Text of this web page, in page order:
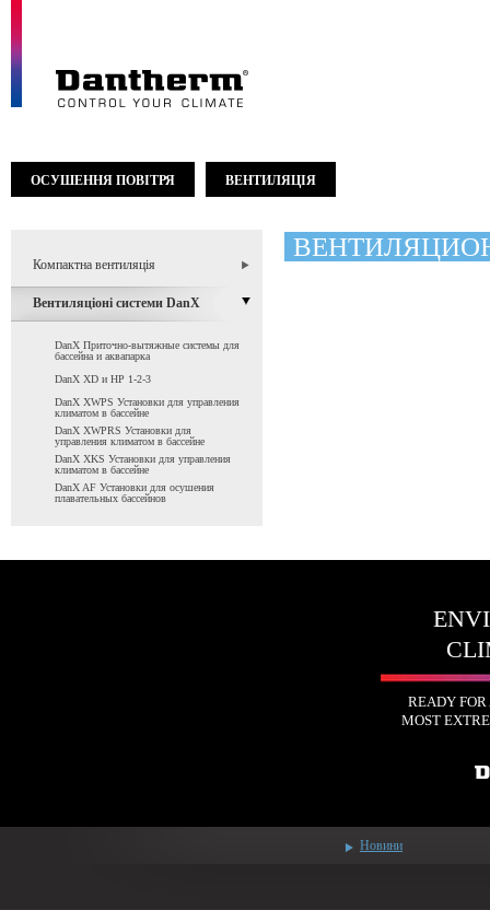
ОСУШЕННЯ ПОВІТРЯ ВЕНТИЛЯЦІЯ
Компактна вентиляція
Вентиляціоні системи DanX
DanX Приточно-вытяжные системы для
бассейна и аквапарка
DanX XD и HP 1-2-3
DanX XWPS Установки для управления
климатом в бассейне
DanX XWPRS Установки для
управления климатом в бассейне
DanX XKS Установки для управления
климатом в бассейне
DanX AF Установки для осушения
плавательных бассейнов
READY
MOST
Новини